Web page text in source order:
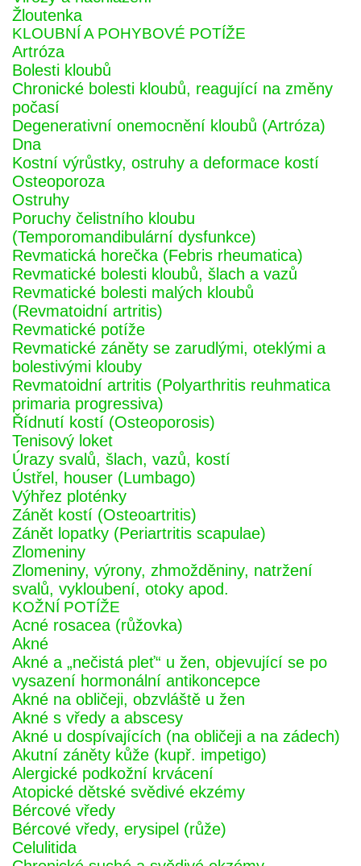
Žloutenka
KLOUBNÍ A POHYBOVÉ POTÍŽE
Artróza
Bolesti kloubů
Chronické bolesti kloubů, reagující na změny
počasí
Degenerativní onemocnění kloubů (Artróza)
Dna
Kostní výrůstky, ostruhy a deformace kostí
Osteoporoza
Ostruhy
Poruchy čelistního kloubu
(Temporomandibulární dysfunkce)
Revmatická horečka (Febris rheumatica)
Revmatické bolesti kloubů, šlach a vazů
Revmatické bolesti malých kloubů
(Revmatoidní artritis)
Revmatické potíže
Revmatické záněty se zarudlými, oteklými a
bolestivými klouby
Revmatoidní artritis (Polyarthritis reuhmatica
primaria progressiva)
Řídnutí kostí (Osteoporosis)
Tenisový loket
Úrazy svalů, šlach, vazů, kostí
Ústřel, houser (Lumbago)
Výhřez ploténky
Zánět kostí (Osteoartritis)
Zánět lopatky (Periartritis scapulae)
Zlomeniny
Zlomeniny, výrony, zhmožděniny, natržení
svalů, vykloubení, otoky apod.
KOŽNÍ POTÍŽE
Acné rosacea (růžovka)
Akné
Akné a „nečistá pleť“ u žen, objevující se po
vysazení hormonální antikoncepce
Akné na obličeji, obzvláště u žen
Akné s vředy a abscesy
Akné u dospívajících (na obličeji a na zádech)
Akutní záněty kůže (kupř. impetigo)
Alergické podkožní krvácení
Atopické dětské svědivé ekzémy
Bércové vředy
Bércové vředy, erysipel (růže)
Celulitida